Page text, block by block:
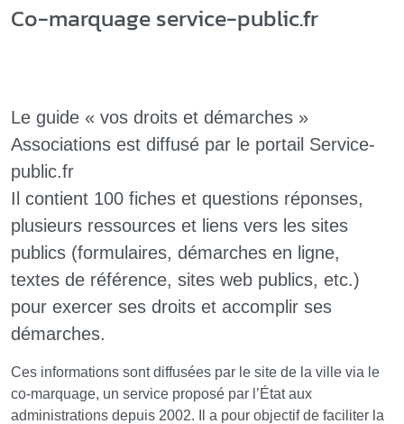
Co-marquage service-public.fr
Le guide « vos droits et démarches »
Associations est diffusé par le portail Service-
public.fr
Il contient 100 fiches et questions réponses,
plusieurs ressources et liens vers les sites
publics (formulaires, démarches en ligne,
textes de référence, sites web publics, etc.)
pour exercer ses droits et accomplir ses
démarches.
Ces informations sont diffusées par le site de la ville via le
co-marquage, un service proposé par l’État aux
administrations depuis 2002. Il a pour objectif de faciliter la